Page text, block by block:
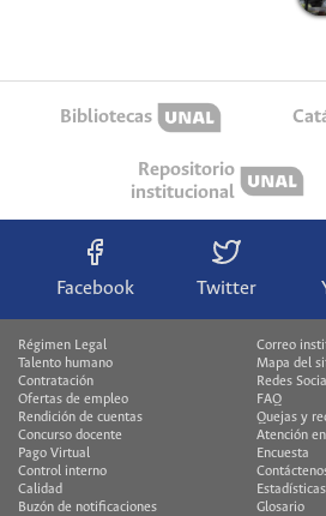
Bibliotecas
Repositorio
institucional
Facebook Twitter
Régimen Legal
Talento humano
Contratación
Ofertas de empleo
Rendición de cuentas
Concurso docente
Pago Virtual
Control interno
Calidad
Buzón de notificaciones
Correo
Mapa del
Redes
FAQ
Quejas y
Atención
Encuesta
Estadísticas
Glosario